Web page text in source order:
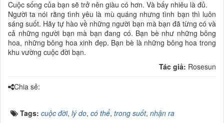
Cuộc sống của bạn sẽ trở nên giàu có hơn. Và bấy nhiêu là đủ.
Người ta nói rằng tình yêu là mù quáng nhưng tình bạn thì luôn
sáng suốt. Hãy tự hào về những người bạn mà bạn đã từng có và
cả những người bạn mà bạn đang có. Bạn bè như những bông
hoa, những bông hoa xinh đẹp. Bạn bè là những bông hoa trong
khu vường cuộc đời bạn.
Tác giả: Rosesun
Chia sẻ:
Tags: cuộc đời, lý do, có thể, trong suốt, nhận ra